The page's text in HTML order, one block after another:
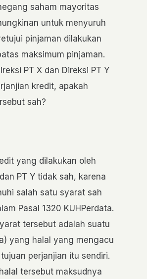
saham mayoritas
untuk menyuruh
pinjaman dilakukan
maksimum pinjaman.
PT X dan Direksi PT Y
kredit, apakah
sah?
yang dilakukan oleh
PT Y tidak sah, karena
salah satu syarat sah
Pasal 1320 KUHPerdata.
tersebut adalah suatu
yang halal yang mengacu
perjanjian itu sendiri.
tersebut maksudnya